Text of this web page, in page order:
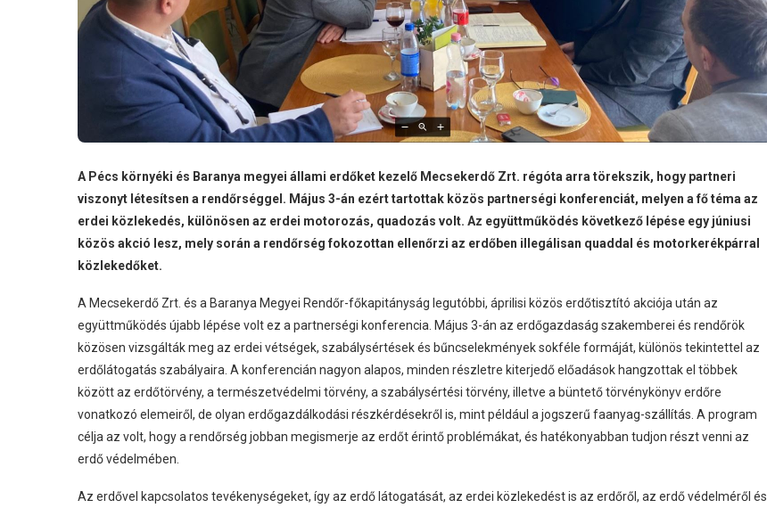
A Pécs környéki és Baranya megyei állami erdőket kezelő Mecsekerdő Zrt. régóta arra törekszik, hogy partneri
viszonyt létesítsen a rendőrséggel. Május 3-án ezért tartottak közös partnerségi konferenciát, melyen a fő téma az
erdei közlekedés, különösen az erdei motorozás, quadozás volt. Az együttműködés következő lépése egy júniusi
közös akció lesz, mely során a rendőrség fokozottan ellenőrzi az erdőben illegálisan quaddal és motorkerékpárral
közlekedőket.
A Mecsekerdő Zrt. és a Baranya Megyei Rendőr-főkapitányság legutóbbi, áprilisi közös erdőtisztító akciója után az
együttműködés újabb lépése volt ez a partnerségi konferencia. Május 3-án az erdőgazdaság szakemberei és rendőrök
közösen vizsgálták meg az erdei vétségek, szabálysértések és bűncselekmények sokféle formáját, különös tekintettel az
erdőlátogatás szabályaira. A konferencián nagyon alapos, minden részletre kiterjedő előadások hangzottak el többek
között az erdőtörvény, a természetvédelmi törvény, a szabálysértési törvény, illetve a büntető törvénykönyv erdőre
vonatkozó elemeiről, de olyan erdőgazdálkodási részkérdésekről is, mint például a jogszerű faanyag-szállítás. A program
célja az volt, hogy a rendőrség jobban megismerje az erdőt érintő problémákat, és hatékonyabban tudjon részt venni az
erdő védelmében.
Az erdővel kapcsolatos tevékenységeket, így az erdő látogatását, az erdei közlekedést is az erdőről, az erdő védelméről és